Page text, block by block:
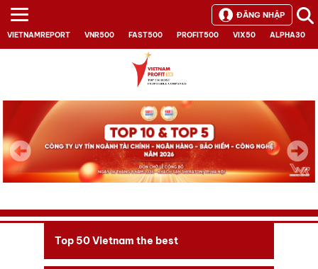
VIETNAMREPORT VNR500 FAST500 PROFIT500 VIX50 ALPHA30
ĐĂNG NHẬP
Next
Top 50 Vietnam the best